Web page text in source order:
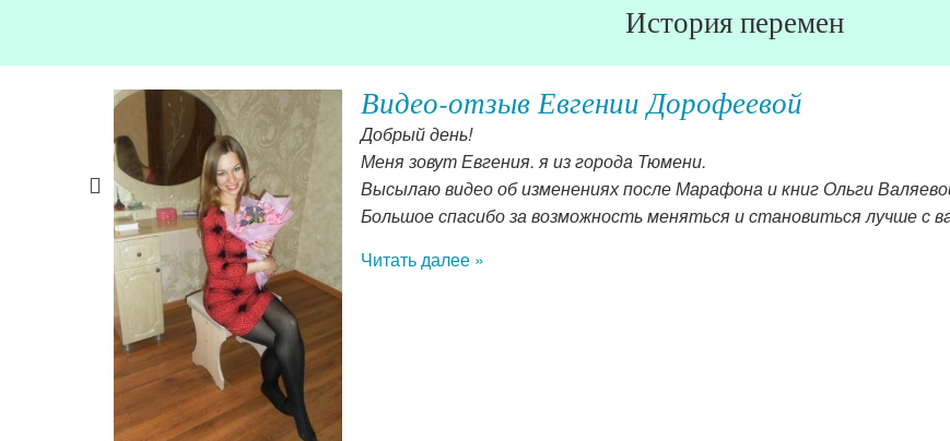
История перемен
Видео-отзыв Евгении Дорофеевой
Добрый день!
Меня зовут Евгения. я из города Тюмени.
Высылаю видео об изменениях после Марафона и книг Ольги
Большое спасибо за возможность меняться и становиться лучше с
Читать далее »